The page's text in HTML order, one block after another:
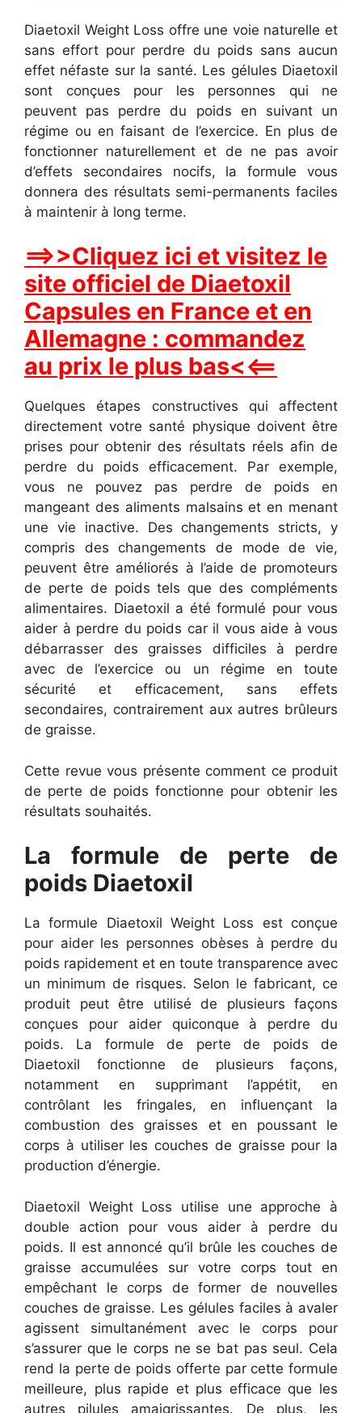
Diaetoxil Weight Loss offre une voie naturelle et
sans effort pour perdre du poids sans aucun
effet néfaste sur la santé. Les gélules Diaetoxil
sont conçues pour les personnes qui ne
peuvent pas perdre du poids en suivant un
régime ou en faisant de l’exercice. En plus de
fonctionner naturellement et de ne pas avoir
d’effets secondaires nocifs, la formule vous
donnera des résultats semi-permanents faciles
à maintenir à long terme.
==>>Cliquez ici et visitez le
site officiel de Diaetoxil
Capsules en France et en
Allemagne : commandez
au prix le plus bas<<==
Quelques étapes constructives qui affectent
directement votre santé physique doivent être
prises pour obtenir des résultats réels afin de
perdre du poids efficacement. Par exemple,
vous ne pouvez pas perdre de poids en
mangeant des aliments malsains et en menant
une vie inactive. Des changements stricts, y
compris des changements de mode de vie,
peuvent être améliorés à l’aide de promoteurs
de perte de poids tels que des compléments
alimentaires. Diaetoxil a été formulé pour vous
aider à perdre du poids car il vous aide à vous
débarrasser des graisses difficiles à perdre
avec de l’exercice ou un régime en toute
sécurité et efficacement, sans effets
secondaires, contrairement aux autres brûleurs
de graisse.
Cette revue vous présente comment ce produit
de perte de poids fonctionne pour obtenir les
résultats souhaités.
La formule de perte de
poids Diaetoxil
La formule Diaetoxil Weight Loss est conçue
pour aider les personnes obèses à perdre du
poids rapidement et en toute transparence avec
un minimum de risques. Selon le fabricant, ce
produit peut être utilisé de plusieurs façons
conçues pour aider quiconque à perdre du
poids. La formule de perte de poids de
Diaetoxil fonctionne de plusieurs façons,
notamment en supprimant l’appétit, en
contrôlant les fringales, en influençant la
combustion des graisses et en poussant le
corps à utiliser les couches de graisse pour la
production d’énergie.
Diaetoxil Weight Loss utilise une approche à
double action pour vous aider à perdre du
poids. Il est annoncé qu’il brûle les couches de
graisse accumulées sur votre corps tout en
empêchant le corps de former de nouvelles
couches de graisse. Les gélules faciles à avaler
agissent simultanément avec le corps pour
s’assurer que le corps ne se bat pas seul. Cela
rend la perte de poids offerte par cette formule
meilleure, plus rapide et plus efficace que les
autres pilules amaigrissantes. De plus, les